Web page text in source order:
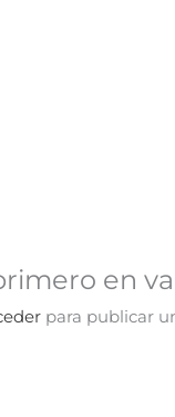
en
para publicar